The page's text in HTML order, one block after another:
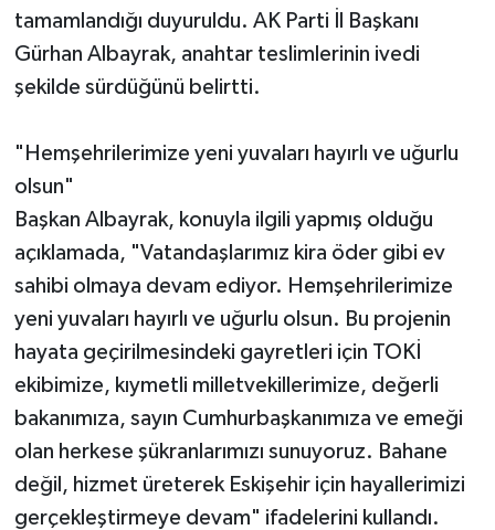
tamamlandığı duyuruldu. AK Parti İl Başkanı
Gürhan Albayrak, anahtar teslimlerinin ivedi
şekilde sürdüğünü belirtti.
"Hemşehrilerimize yeni yuvaları hayırlı ve uğurlu
olsun"
Başkan Albayrak, konuyla ilgili yapmış olduğu
açıklamada, "Vatandaşlarımız kira öder gibi ev
sahibi olmaya devam ediyor. Hemşehrilerimize
yeni yuvaları hayırlı ve uğurlu olsun. Bu projenin
hayata geçirilmesindeki gayretleri için TOKİ
ekibimize, kıymetli milletvekillerimize, değerli
bakanımıza, sayın Cumhurbaşkanımıza ve emeği
olan herkese şükranlarımızı sunuyoruz. Bahane
değil, hizmet üreterek Eskişehir için hayallerimizi
gerçekleştirmeye devam" ifadelerini kullandı.